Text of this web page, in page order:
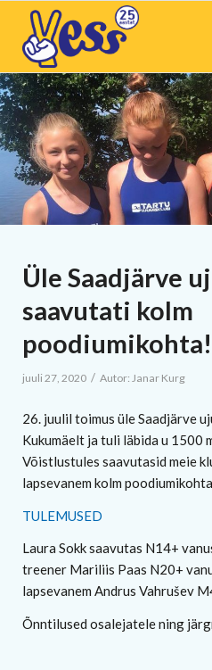
Üle Saadjärve
saavutati kolm
poodiumikohta!
juuli 27, 2020 / Autor: Janar Kurg
26. juulil toimus üle Saadjärve
Kukumäelt ja tuli läbida u 1500
Võistlustules saavutasid meie
lapsevanem kolm
TULEMUSED
Laura Sokk saavutas N14+
treener Mariliis Paas N20+
lapsevanem Andrus Vahrušev
Õnntilused osalejatele ning